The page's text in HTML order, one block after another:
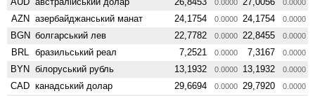
0.0000 0.0000
AZN азербайджанський манат 24,1754 0.0000 24,1754 0.0000
BGN болгарський лев 22,7782 0.0000 22,8455 0.0000
BRL бразильський реал 7,2521 0.0000 7,3167 0.0000
BYN білоруський рубль 13,1932 0.0000 13,1932 0.0000
CAD канадський долар 29,6694 0.0000 29,7920 0.0000